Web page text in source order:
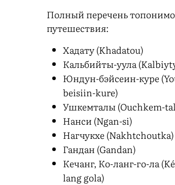
Полный перечень
путешествия:
Хадату (Khadatou)
Кальбийты-уула
Юндун-бэйсеин-куре
beisiin-kure)
Ушкемталы (Ouchkem-
Нанси (Ngan-si)
Нагчукхе (Nakhtchoutka)
Гандан (Gandan)
Кечанг, Ко-ланг-го-ла
lang gola)